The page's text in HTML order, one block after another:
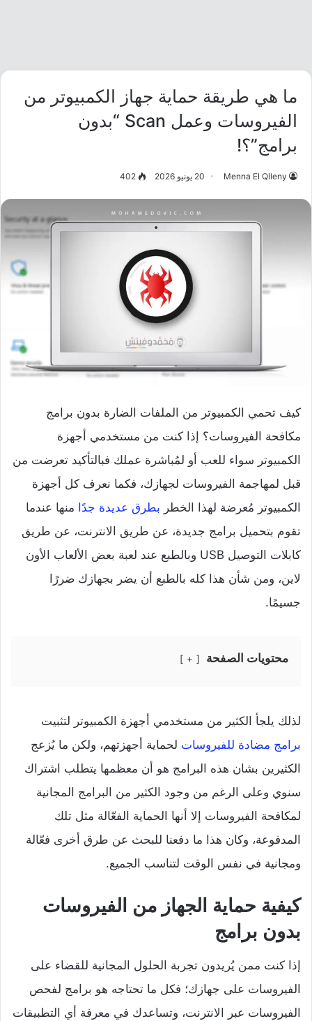
ما هي طريقة حماية جهاز الكمبيوتر من
الفيروسات وعمل Scan “بدون
برامج”؟!
Menna El Qlleny 20 يونيو 2026 402
كيف تحمي الكمبيوتر من الملفات الضارة بدون برامج
مكافحة الفيروسات؟ إذا كنت من مستخدمي أجهزة
الكمبيوتر سواء للعب أو لمُباشرة عملك فبالتأكيد تعرضت من
قبل لمهاجمة الفيروسات لجهازك، فكما نعرف كل أجهزة
الكمبيوتر مُعرضة لهذا الخطر بطرق عديدة جدًا منها عندما
تقوم بتحميل برامج جديدة، عن طريق الانترنت، عن طريق
كابلات التوصيل USB وبالطبع عند لعبة بعض الألعاب الأون
لاين، ومن شأن هذا كله بالطبع أن يضر بجهازك ضررًا
جسيمًا.
محتويات الصفحة +
لذلك يلجأ الكثير من مستخدمي أجهزة الكمبيوتر لتثبيت
برامج مضادة للفيروسات لحماية أجهزتهم، ولكن ما يُزعج
الكثيرين بشان هذه البرامج هو أن معظمها يتطلب اشتراك
سنوي وعلى الرغم من وجود الكثير من البرامج المجانية
لمكافحة الفيروسات إلا أنها الحماية الفعّالة مثل تلك
المدفوعة، وكان هذا ما دفعنا للبحث عن طرق أخرى فعّالة
ومجانية في نفس الوقت لتناسب الجميع.
كيفية حماية الجهاز من الفيروسات
بدون برامج
إذا كنت ممن يُريدون تجربة الحلول المجانية للقضاء على
الفيروسات على جهازك؛ فكل ما تحتاجه هو برامج لفحص
الفيروسات عبر الانترنت، وتساعدك في معرفة أي التطبيقات